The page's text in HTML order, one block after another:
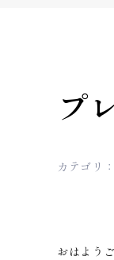
プ
カテゴリ：
おはよう